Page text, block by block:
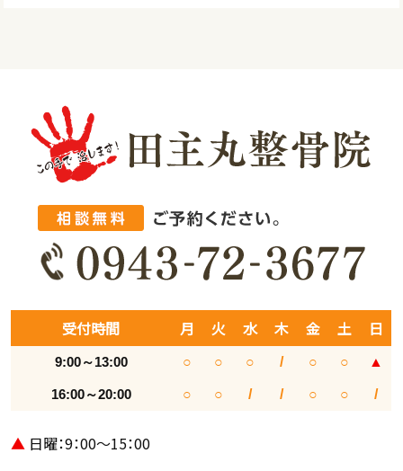
受付時間 月 火 水 木 金 土 日
9:00～13:00 ○ ○ ○ / ○ ○ ▲
16:00～20:00 ○ ○ / / ○ ○ /
▲ 日曜：9：00～15：00